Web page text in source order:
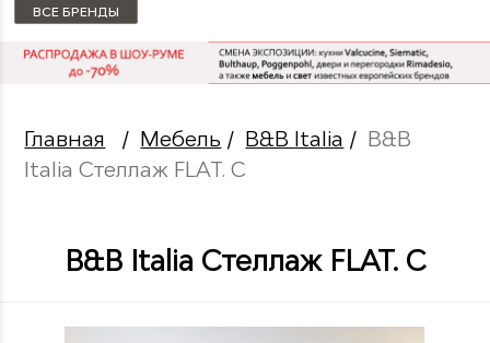
ВСЕ БРЕНДЫ
Главная / Мебель / B&B Italia / B&B
Italia Стеллаж FLAT. C
B&B Italia Стеллаж FLAT. C